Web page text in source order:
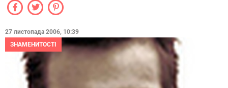
27 листопада 2006, 10:39
ЗНАМЕНИТОСТІ